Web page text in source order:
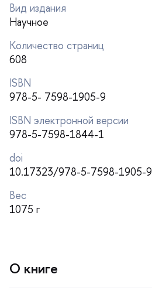
ид издания
Научное
Количество страниц
608
ISBN
978-5- 7598-1905-9
ISBN электронной версии
978-5-7598-1844-1
doi
10.17323/978-5-7598-1905-9
ес
1075
О книге